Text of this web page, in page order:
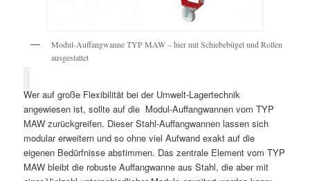
Modul-Auffangwanne TYP MAW – hier mit Schiebebügel und Rollen
ausgestattet
Wer auf große Flexibilität bei der Umwelt-Lagertechnik
angewiesen ist, sollte auf die Modul-Auffangwannen vom TYP
MAW zurückgreifen. Dieser Stahl-Auffangwannen lassen sich
modular erweitern und so ohne viel Aufwand exakt auf die
eigenen Bedürfnisse abstimmen. Das zentrale Element vom TYP
MAW bleibt die robuste Auffangwanne aus Stahl, die aber mit